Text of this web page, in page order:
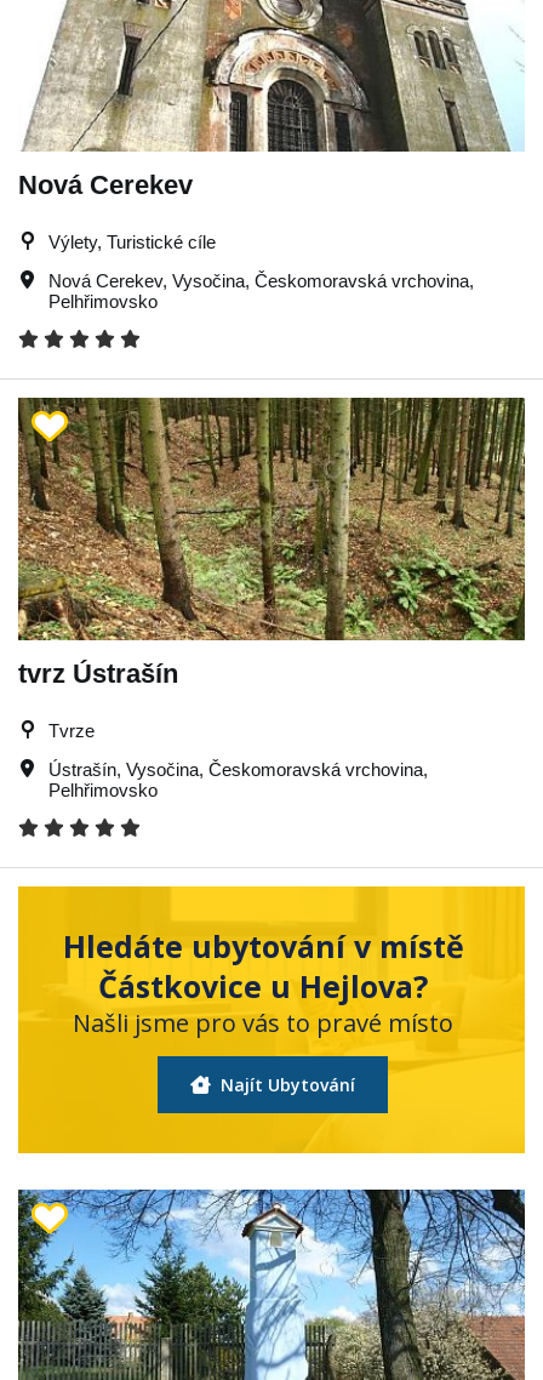
Nová Cerekev
Výlety, Turistické cíle
Nová Cerekev, Vysočina, Českomoravská vrchovina,
Pelhřimovsko
tvrz Ústrašín
Tvrze
Ústrašín, Vysočina, Českomoravská vrchovina,
Pelhřimovsko
Hledáte ubytování v místě
Částkovice u Hejlova?
Našli jsme pro vás to pravé místo
Najít Ubytování